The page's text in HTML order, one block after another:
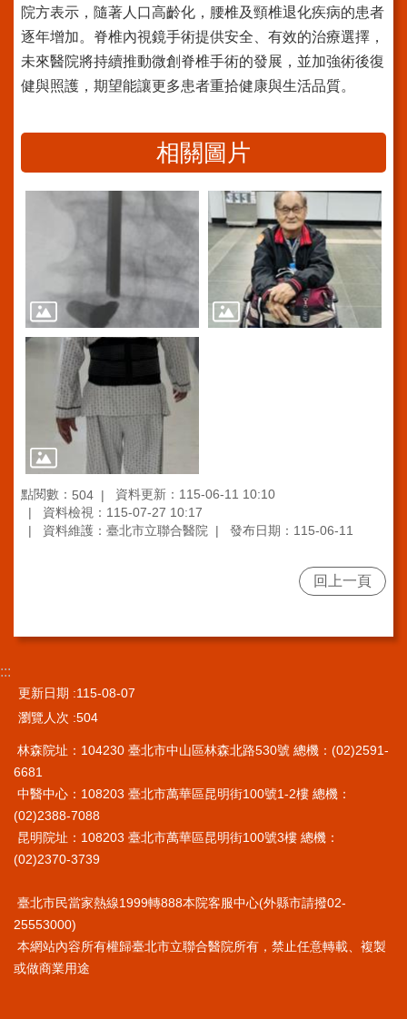
特
色
醫
師
介
通-
康
統
訊
月
刊
English
雙
語
詞
彙
員
工
信
箱
院方表示，隨著人口高齡化，腰椎及頸椎退化疾病的患者
逐年增加。脊椎內視鏡手術提供安全、有效的治療選擇，
未來醫院將持續推動微創脊椎手術的發展，並加強術後復
健與照護，期望能讓更多患者重拾健康與生活品質。
相關圖片
點閱數： 504
資料更新：115-06-11 10:10
資料檢視：115-07-27 10:17
資料維護：臺北市立聯合醫院
發布日期：115-06-11
回上一頁
:::
更新日期
115-08-07
瀏覽人次 504
林森院址：104230 臺北市中山區林森北路530號 總機：(02)2591-
6681
中醫中心：108203 臺北市萬華區昆明街100號1-2樓 總機：
(02)2388-7088
昆明院址：108203 臺北市萬華區昆明街100號3樓 總機：
(02)2370-3739
臺北市民當家熱線1999轉888本院客服中心(外縣市請撥02-
25553000)
本網站內容所有權歸臺北市立聯合醫院所有，禁止任意轉載、複製
或做商業用途